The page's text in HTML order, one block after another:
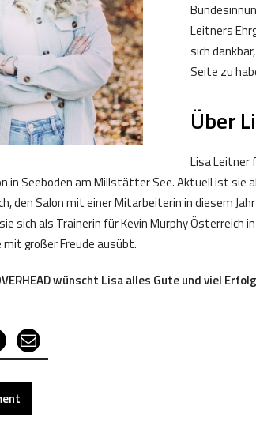
Leitners
sich
Seite zu
Über
Lisa Leitner
in Seeboden am Millstätter See. Aktuell ist sie
den Salon mit einer Mitarbeiterin in diesem
sich als Trainerin für Kevin Murphy Österreich
großer Freude ausübt.
wünscht Lisa alles Gute und viel